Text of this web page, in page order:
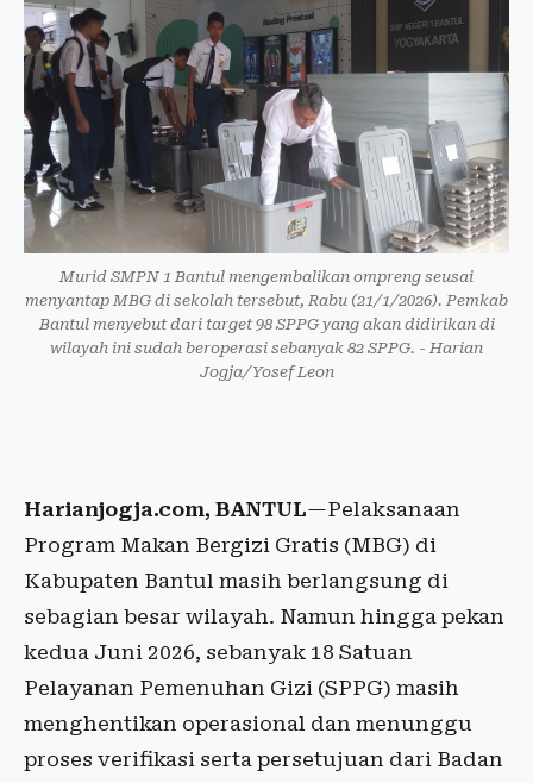
Murid SMPN 1 Bantul mengembalikan ompreng seusai
menyantap MBG di sekolah tersebut, Rabu (21/1/2026). Pemkab
Bantul menyebut dari target 98 SPPG yang akan didirikan di
wilayah ini sudah beroperasi sebanyak 82 SPPG. - Harian
Jogja/Yosef Leon
Harianjogja.com, BANTUL—Pelaksanaan
Program Makan Bergizi Gratis (MBG) di
Kabupaten Bantul masih berlangsung di
sebagian besar wilayah. Namun hingga pekan
kedua Juni 2026, sebanyak 18 Satuan
Pelayanan Pemenuhan Gizi (SPPG) masih
menghentikan operasional dan menunggu
proses verifikasi serta persetujuan dari Badan